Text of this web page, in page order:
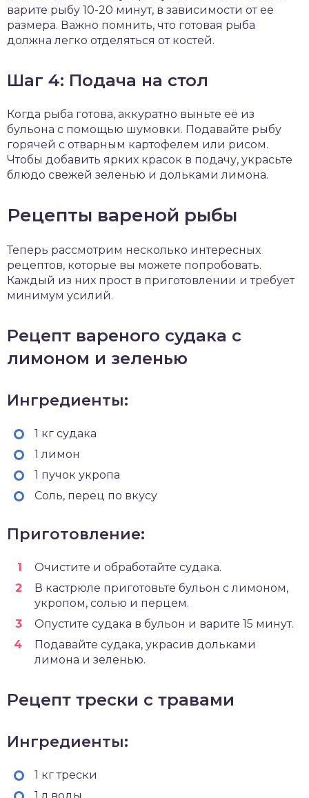
варите рыбу 10-20 минут, в зависимости от ее
размера. Важно помнить, что готовая рыба
должна легко отделяться от костей.
Шаг 4: Подача на стол
Когда рыба готова, аккуратно выньте её из
бульона с помощью шумовки. Подавайте рыбу
горячей с отварным картофелем или рисом.
Чтобы добавить ярких красок в подачу, украсьте
блюдо свежей зеленью и дольками лимона.
Рецепты вареной рыбы
Теперь рассмотрим несколько интересных
рецептов, которые вы можете попробовать.
Каждый из них прост в приготовлении и требует
минимум усилий.
Рецепт вареного судака с
лимоном и зеленью
Ингредиенты:
1 кг судака
1 лимон
1 пучок укропа
Соль, перец по вкусу
Приготовление:
Очистите и обработайте судака.
В кастрюле приготовьте бульон с лимоном,
укропом, солью и перцем.
Опустите судака в бульон и варите 15 минут.
Подавайте судака, украсив дольками
лимона и зеленью.
Рецепт трески с травами
Ингредиенты:
1 кг трески